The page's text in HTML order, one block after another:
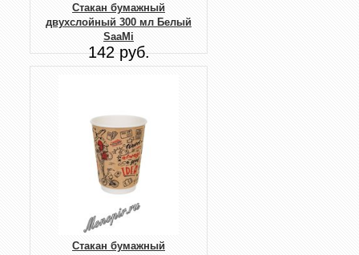
Стакан бумажный
двухслойный 300 мл Белый
SaaMi
142 руб.
Стакан бумажный